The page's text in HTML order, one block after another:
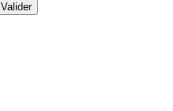
Valider